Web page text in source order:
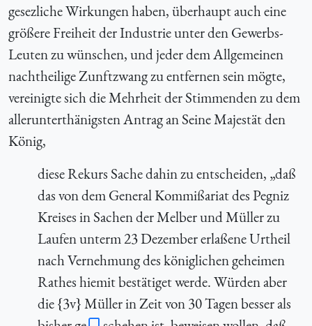
gesezliche Wirkungen haben, überhaupt auch eine
größere Freiheit der Industrie unter den Gewerbs-
Leuten zu wünschen, und jeder dem Allgemeinen
nachtheilige Zunftzwang zu entfernen sein mögte,
vereinigte sich die Mehrheit der Stimmenden zu dem
allerunterthänigsten Antrag an Seine Majestät den
König,
diese Rekurs Sache dahin zu entscheiden, „daß
das von dem General Kommißariat des Pegniz
Kreises in Sachen der Melber und Müller zu
Laufen unterm 23 Dezember erlaßene Urtheil
nach Vernehmung des königlichen geheimen
Rathes hiemit bestätiget werde. Würden aber
die {3v} Müller in Zeit von 30 Tagen besser als